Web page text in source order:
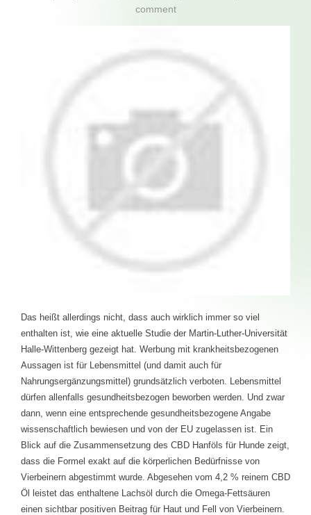
commenton
Stiftung
bewertet
Das heißt allerdings nicht, dass auch wirklich immer so viel
enthalten ist, wie eine aktuelle Studie der Martin-Luther-Universität
Halle-Wittenberg gezeigt hat. Werbung mit krankheitsbezogenen
Aussagen ist für Lebensmittel (und damit auch für
Nahrungsergänzungsmittel) grundsätzlich verboten. Lebensmittel
dürfen allenfalls gesundheitsbezogen beworben werden. Und zwar
dann, wenn eine entsprechende gesundheitsbezogene Angabe
wissenschaftlich bewiesen und von der EU zugelassen ist. Ein
Blick auf die Zusammensetzung des CBD Hanföls für Hunde zeigt,
dass die Formel exakt auf die körperlichen Bedürfnisse von
Vierbeinern abgestimmt wurde. Abgesehen vom 4,2 % reinem CBD
Öl leistet das enthaltene Lachsöl durch die Omega-Fettsäuren
einen sichtbar positiven Beitrag für Haut und Fell von Vierbeinern.